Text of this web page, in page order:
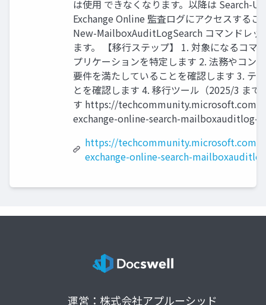
は使用 できなくなります。以降は Search-
Exchange Online 監査ログにアクセスする
New-MailboxAuditLogSearch コマンドレッ
ます。 【移行ステップ】 1. 対象になるコ
プリケーションを特定します 2. 法務やコン
要件を満たしていることを確認します 3. テ
とを確認します 4. 移行ツール（2025/3 ま
す https://
exchange-online-search-mailboxauditlog-
https://techcommunity.microsoft.com/
exchange-online-search-
運営：株式会社アプルーシッド